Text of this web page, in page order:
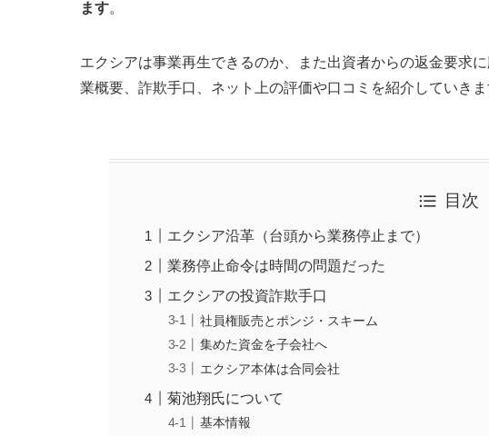
ます。
エクシアは事業再生できるのか、また出資者からの返金要求
業概要、詐欺手口、ネット上の評価や口コミを紹介していきま
目次
エクシア沿革（台頭から業務停止まで）
業務停止命令は時間の問題だった
エクシアの投資詐欺手口
社員権販売とポンジ・スキーム
集めた資金を子会社へ
エクシア本体は合同会社
菊池翔氏について
基本情報